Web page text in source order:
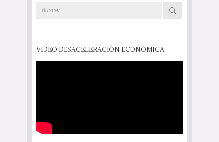
VIDEO DESACELERACIÓN ECONÓMICA